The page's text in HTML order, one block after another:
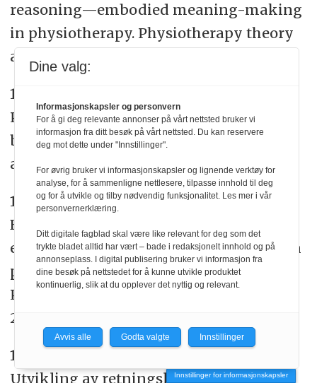
reasoning—embodied meaning-making
in physiotherapy. Physiotherapy theory
and Practice. 2017;33(7):550-9.
10.
Physiotherapy at the intersection
between standardization and individual
adaptation. 2018.
11.
Bjorbaekmo W, Stendal Robinson H,
Engebretsen E. Which knowledge? An
examination of the knowledge at play in
physiotherapy with children.
Physiotherapy theory and practice.
2018;34(10):773-82.
12.
Utvikling av retningslinjer forInnstillinger for informasjonskapsler
Dine valg:
Informasjonskapsler og personvern
For å gi deg relevante annonser på vårt nettsted bruker vi
informasjon fra ditt besøk på vårt nettsted. Du kan reservere
deg mot dette under "Innstillinger".
For øvrig bruker vi informasjonskapsler og lignende verktøy for
analyse, for å sammenligne nettlesere, tilpasse innhold til deg
og for å utvikle og tilby nødvendig funksjonalitet. Les mer i vår
personvernerklæring.
Ditt digitale fagblad skal være like relevant for deg som det
trykte bladet alltid har vært – bade i redaksjonelt innhold og på
annonseplass. I digital publisering bruker vi informasjon fra
dine besøk på nettstedet for å kunne utvikle produktet
kontinuerlig, slik at du opplever det nyttig og relevant.
Avvis alle Godta valgte Innstillinger